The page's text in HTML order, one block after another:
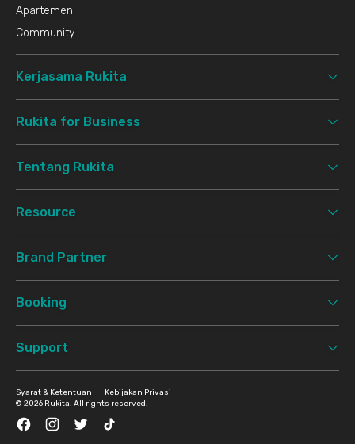
Apartemen
Community
Kerjasama Rukita
Rukita for Business
Tentang Rukita
Resource
Brand Partner
Booking
Support
© 2026 Rukita. All rights reserved.
Syarat & Ketentuan Kebijakan Privasi
FacebookInstagramTwitter TikTok